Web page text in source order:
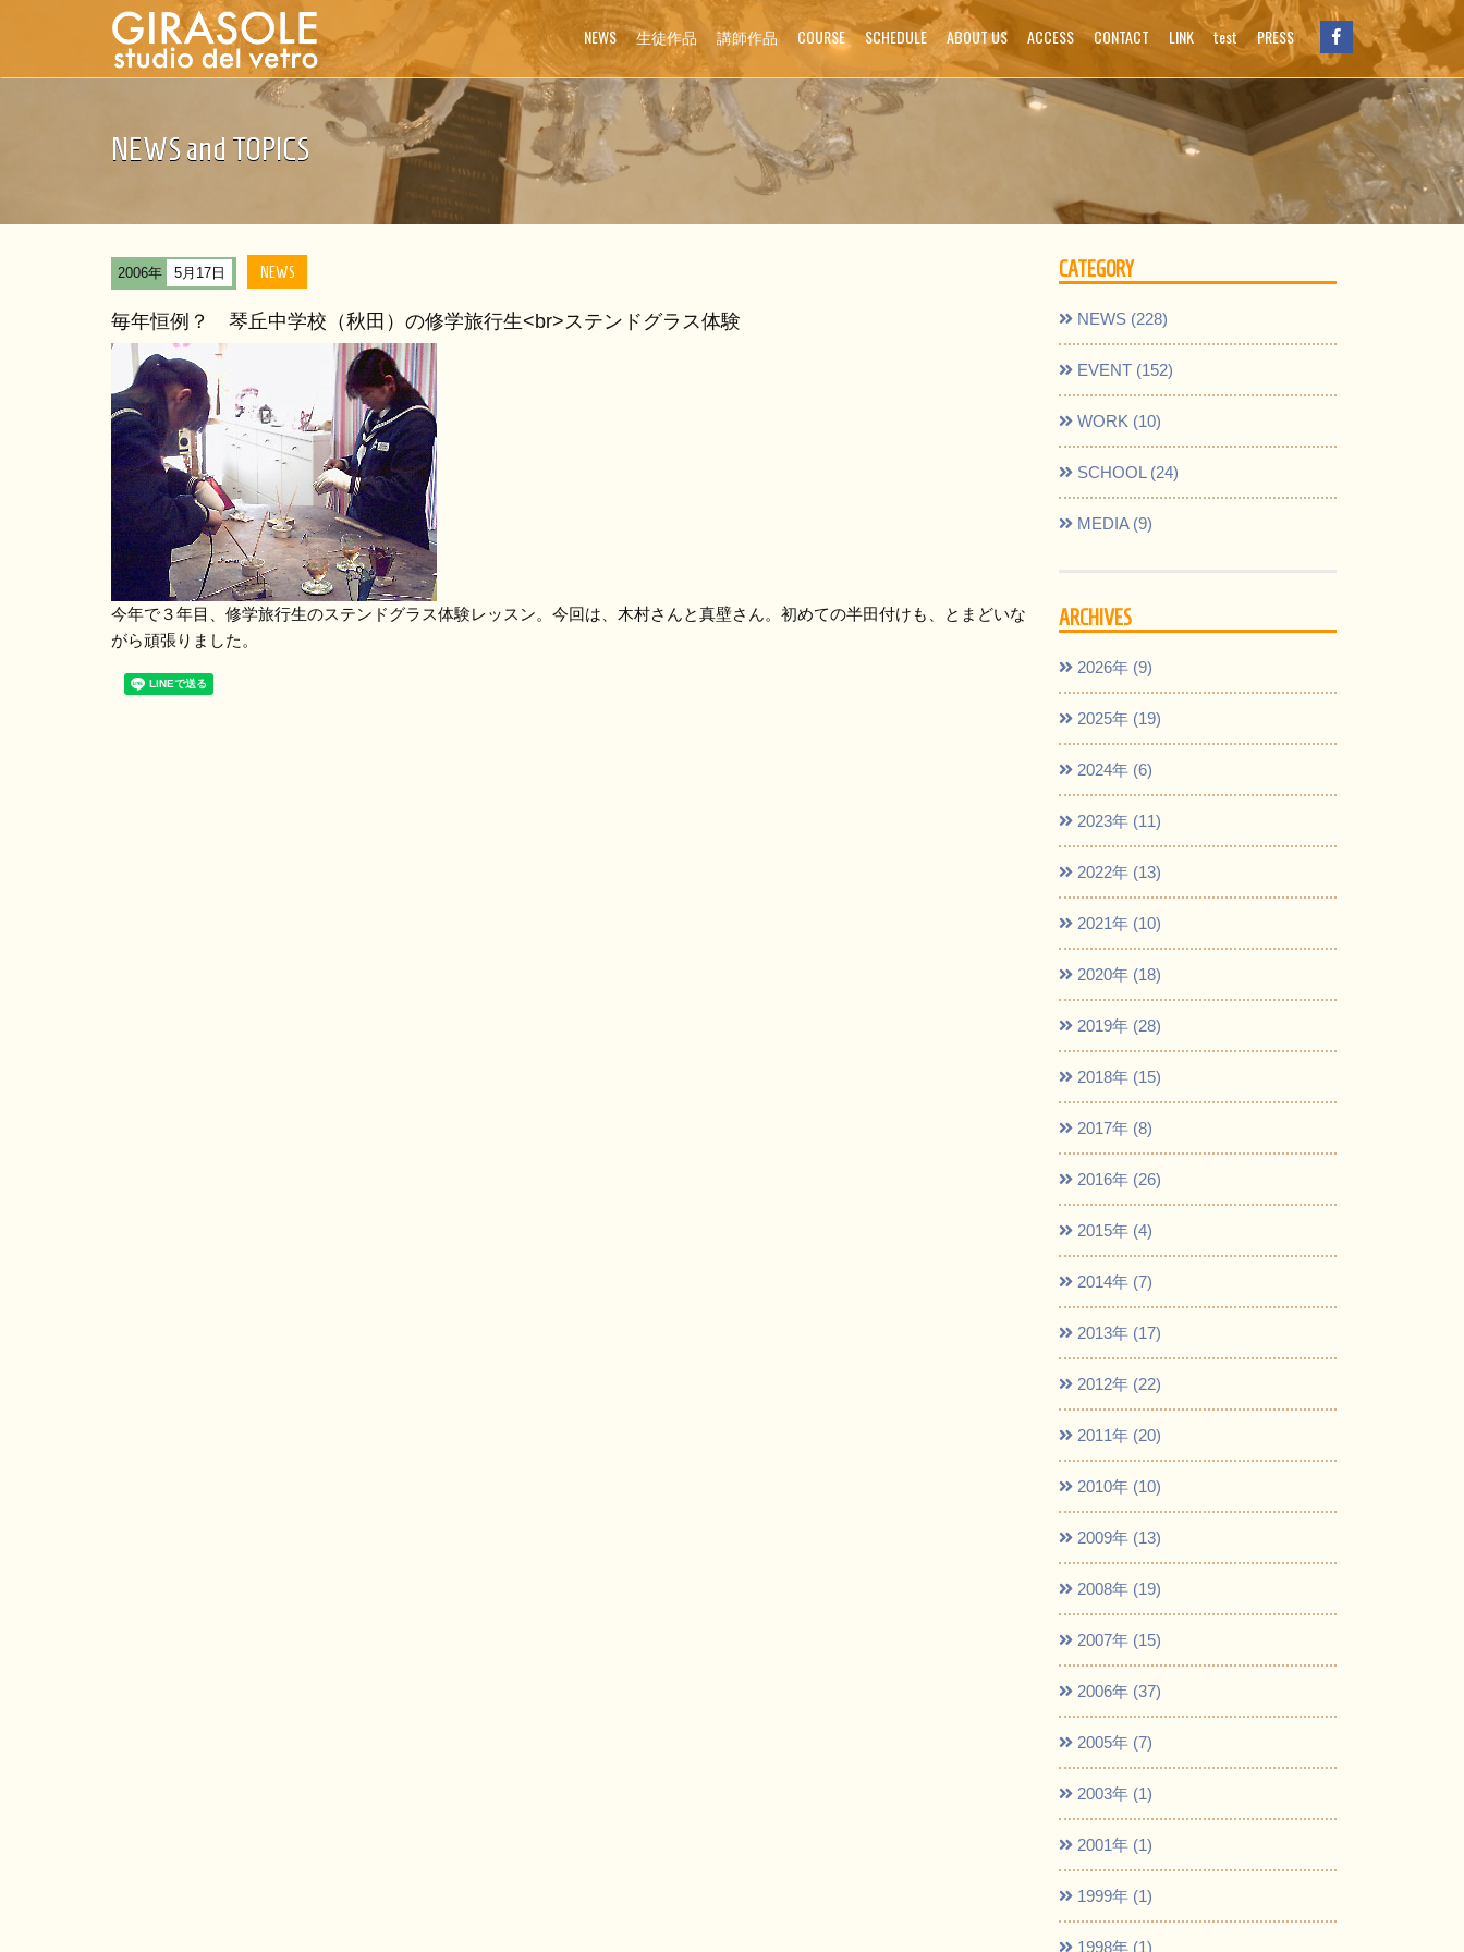
NEWS 生徒作品 講師作品 COURSE SCHEDULE ABOUT US ACCESS CONTACT LINK test PRESS
NEWS and TOPICS
2006年 5月17日 NEWS
毎年恒例？ 琴丘中学校（秋田）の修学旅行生<br>ステンドグラス体験
今年で３年目、修学旅行生のステンドグラス体験レッスン。今回は、木村さんと真壁さん。初めての半田付けも、とまどいな
がら頑張りました。
CATEGORY
NEWS (228)
EVENT (152)
WORK (10)
SCHOOL (24)
MEDIA (9)
ARCHIVES
2026年 (9)
2025年 (19)
2024年 (6)
2023年 (11)
2022年 (13)
2021年 (10)
2020年 (18)
2019年 (28)
2018年 (15)
2017年 (8)
2016年 (26)
2015年 (4)
2014年 (7)
2013年 (17)
2012年 (22)
2011年 (20)
2010年 (10)
2009年 (13)
2008年 (19)
2007年 (15)
2006年 (37)
2005年 (7)
2003年 (1)
2001年 (1)
1999年 (1)
1998年 (1)